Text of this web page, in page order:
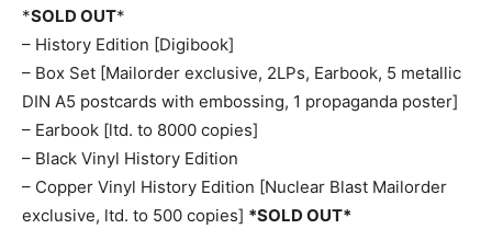
*SOLD OUT*
– History Edition [Digibook]
– Box Set [Mailorder exclusive, 2LPs, Earbook, 5 metallic
DIN A5 postcards with embossing, 1 propaganda poster]
– Earbook [ltd. to 8000 copies]
– Black Vinyl History Edition
– Copper Vinyl History Edition [Nuclear Blast Mailorder
exclusive, ltd. to 500 copies] *SOLD OUT*